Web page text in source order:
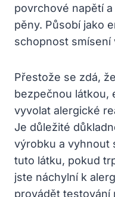
povrchové napětí
pěny. Působí jako
schopnost smísení
Přestože se zdá,
bezpečnou látkou,
vyvolat alergické
Je důležité
výrobku a vyhnout
tuto látku, pokud
jste náchylní k
provádět testování